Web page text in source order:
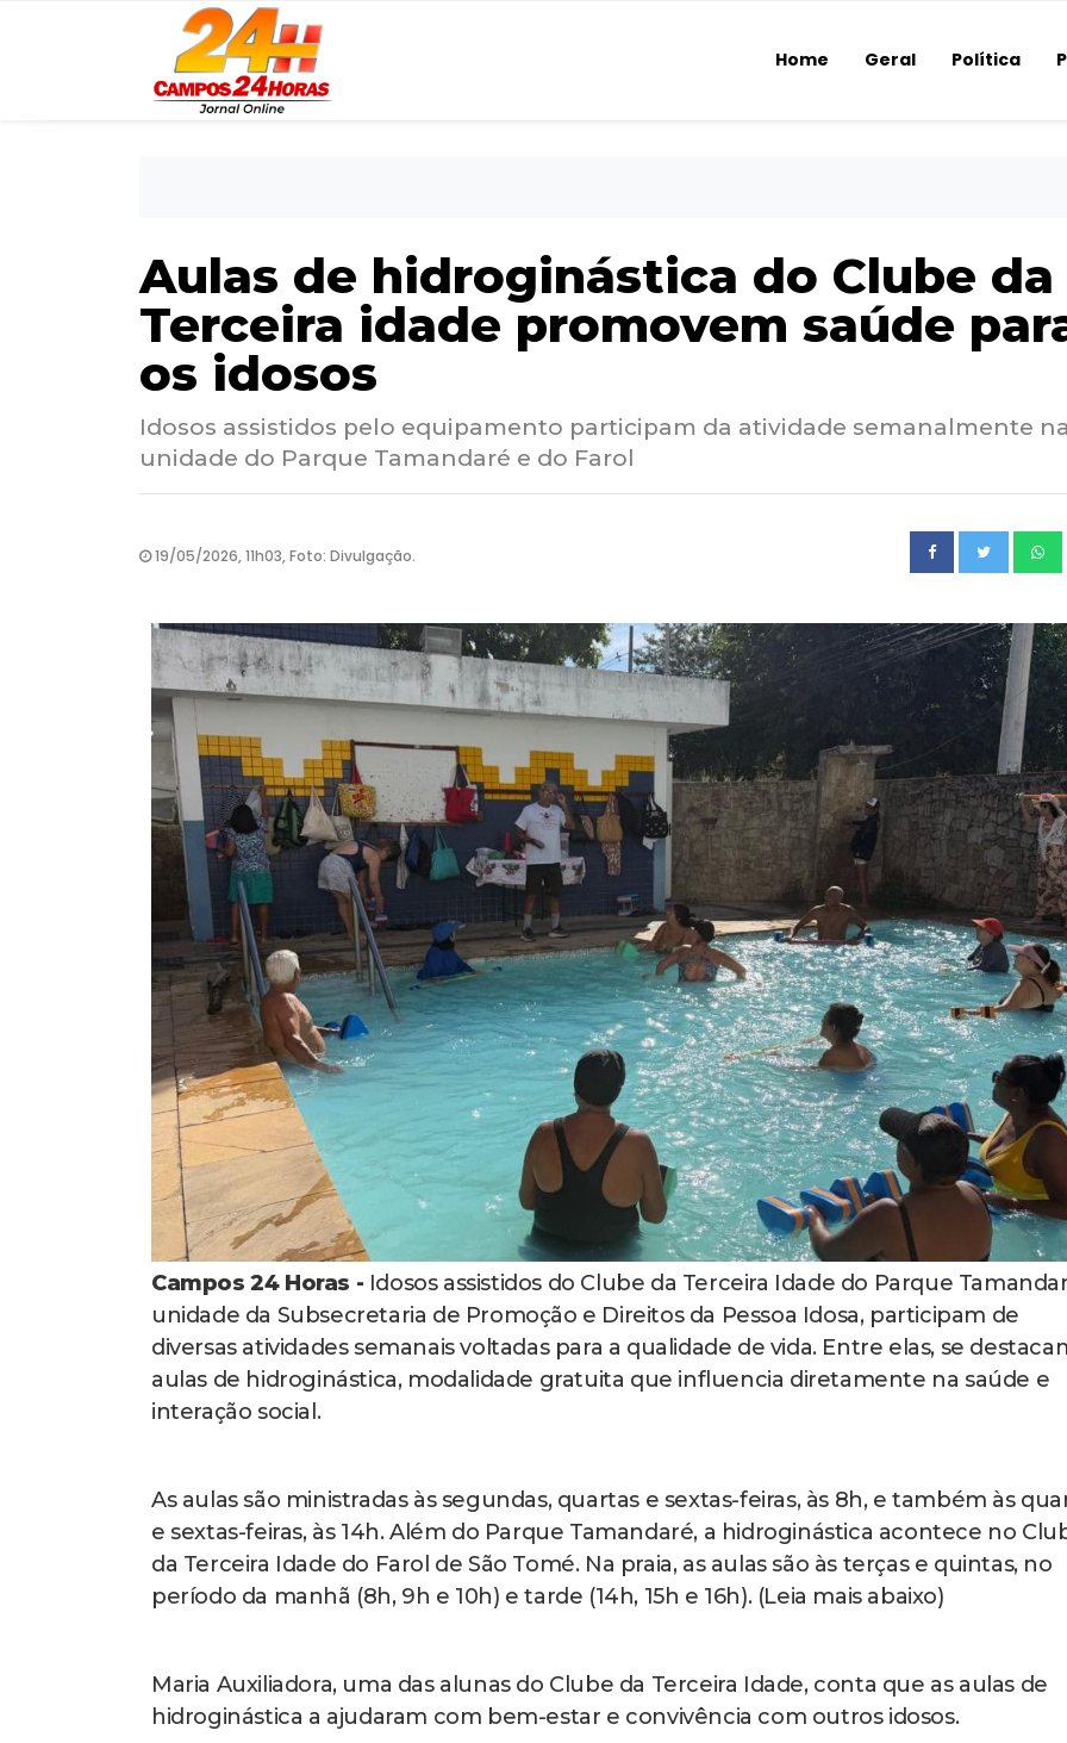
Home Geral Política
Aulas de hidroginástica do Clube da
Terceira idade promovem saúde
os idosos
Idosos assistidos pelo equipamento participam da atividade semanalmente na
unidade do Parque Tamandaré e do Farol
19/05/2026, 11h03, Foto: Divulgação.
Campos 24 Horas - Idosos assistidos do Clube da Terceira Idade do Parque
unidade da Subsecretaria de Promoção e Direitos da Pessoa Idosa, participam de
diversas atividades semanais voltadas para a qualidade de vida. Entre elas, se
aulas de hidroginástica, modalidade gratuita que influencia diretamente na saúde e
interação social.
As aulas são ministradas às segundas, quartas e sextas-feiras, às 8h, e também às
e sextas-feiras, às 14h. Além do Parque Tamandaré, a hidroginástica acontece no
da Terceira Idade do Farol de São Tomé. Na praia, as aulas são às terças e quintas, no
período da manhã (8h, 9h e 10h) e tarde (14h, 15h e 16h). (Leia mais abaixo)
Maria Auxiliadora, uma das alunas do Clube da Terceira Idade, conta que as aulas de
hidroginástica a ajudaram com bem-estar e convivência com outros idosos.